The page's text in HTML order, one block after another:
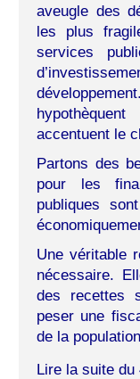
aveugle des
les plus
services
accentuent le
Partons des
pour les
publiques
Une véritable
nécessaire.
des recettes
peser une
de la
Lire la suite du